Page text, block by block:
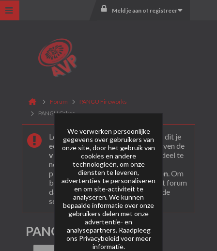
Meld je aan of registreer
Forum
PANGU Fireworks
PANGU Cakes
Leuk dat je ons gevonden hebt! Als dit je
eerste bezoek is bekijk dan eerst even de
veel gestelde vragen. Om actief deel te
nemen en ook berichten te kunnen
plaatsen moet je je eerstregisteren. Om
berichten te bekijken, selecteer het forum
dat je wil bezoeken uit onderstaande
selectie.
PANGU Cakes
We verwerken persoonlijke
gegevens over gebruikers van
onze site, door het gebruik van
cookies en andere
technologieën, om onze
diensten te leveren,
advertenties te personaliseren
en om site-activiteit te
analyseren. We kunnen
bepaalde informatie over onze
gebruikers delen met onze
advertentie- en
analysepartners. Raadpleeg
ons Privacybeleid voor meer
informatie.